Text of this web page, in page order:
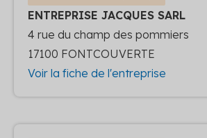
ENTREPRISE JACQUES SARL
4 rue du champ des pommiers
17100 FONTCOUVERTE
Voir la fiche de l'entreprise